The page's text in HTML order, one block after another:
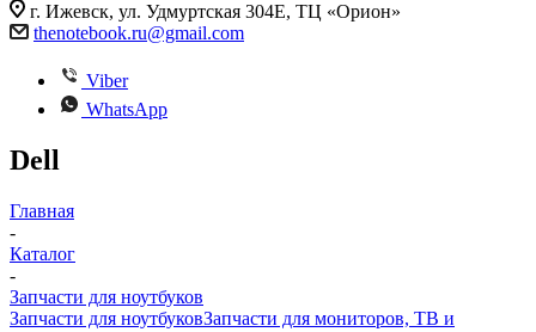
г. Ижевск, ул. Удмуртская 304Е, ТЦ «Орион»
thenotebook.ru@gmail.com
Viber
WhatsApp
Dell
Главная
-
Каталог
-
Запчасти для ноутбуков
Запчасти для ноутбуковЗапчасти для мониторов, ТВ и